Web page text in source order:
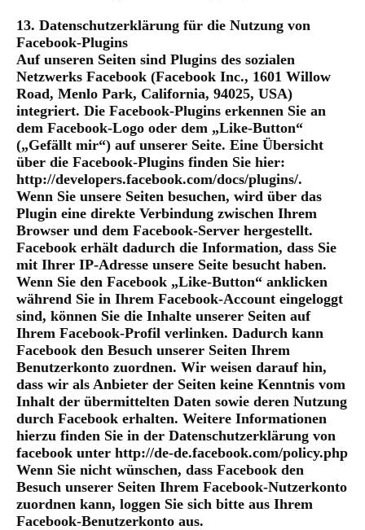
13. Datenschutzerklärung für die Nutzung von
Facebook-Plugins
Auf unseren Seiten sind Plugins des sozialen
Netzwerks Facebook (Facebook Inc., 1601 Willow
Road, Menlo Park, California, 94025, USA)
integriert. Die Facebook-Plugins erkennen Sie an
dem Facebook-Logo oder dem „Like-Button“
(„Gefällt mir“) auf unserer Seite. Eine Übersicht
über die Facebook-Plugins finden Sie hier:
http://developers.facebook.com/docs/plugins/.
Wenn Sie unsere Seiten besuchen, wird über das
Plugin eine direkte Verbindung zwischen Ihrem
Browser und dem Facebook-Server hergestellt.
Facebook erhält dadurch die Information, dass Sie
mit Ihrer IP-Adresse unsere Seite besucht haben.
Wenn Sie den Facebook „Like-Button“ anklicken
während Sie in Ihrem Facebook-Account eingeloggt
sind, können Sie die Inhalte unserer Seiten auf
Ihrem Facebook-Profil verlinken. Dadurch kann
Facebook den Besuch unserer Seiten Ihrem
Benutzerkonto zuordnen. Wir weisen darauf hin,
dass wir als Anbieter der Seiten keine Kenntnis vom
Inhalt der übermittelten Daten sowie deren Nutzung
durch Facebook erhalten. Weitere Informationen
hierzu finden Sie in der Datenschutzerklärung von
facebook unter http://de-de.facebook.com/policy.php
Wenn Sie nicht wünschen, dass Facebook den
Besuch unserer Seiten Ihrem Facebook-Nutzerkonto
zuordnen kann, loggen Sie sich bitte aus Ihrem
Facebook-Benutzerkonto aus.